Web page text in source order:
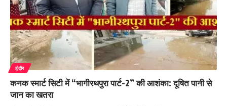
इंदौर
कनक स्मार्ट सिटी में “भागीरथपुरा पार्ट-2” की आशंका: दूषित पानी से
जान का खतरा